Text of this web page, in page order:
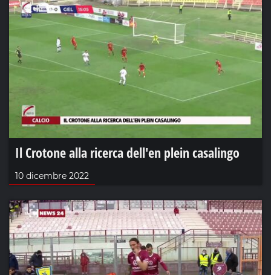
Il Crotone alla ricerca dell'en plein casalingo
10 dicembre 2022